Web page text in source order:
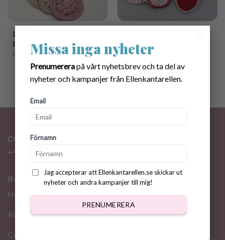
Missa inga nyheter
Prenumererapå vårt nyhetsbrev och ta del av
nyheter och kampanjer från Ellenkantarellen.
Email
Förnamn
Jag accepterar att Ellenkantarellen.se skickar ut
nyheter och andra kampanjer till mig!
PRENUMERERA
Lovely Scrubbies with
basket crochet pattern
45.00kr
Rundlar med Korg
40.00kr
CONTACT
+46 72 310 46 48
INFORMATION
Home
About me
Contact